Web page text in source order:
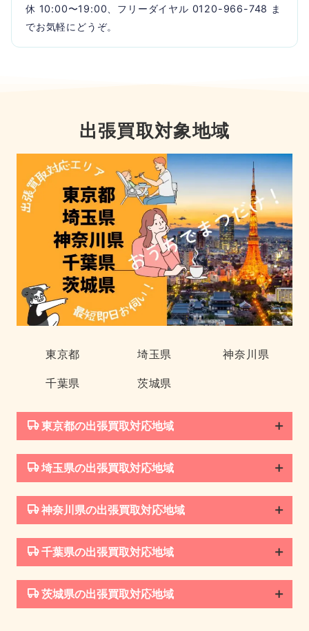
休 10:00〜19:00、フリーダイヤル 0120-966-748 ま
でお気軽にどうぞ。
出張買取対象地域
東京都 埼玉県 神奈川県
千葉県 茨城県
東京都の出張買取対応地域
埼玉県の出張買取対応地域
神奈川県の出張買取対応地域
千葉県の出張買取対応地域
茨城県の出張買取対応地域